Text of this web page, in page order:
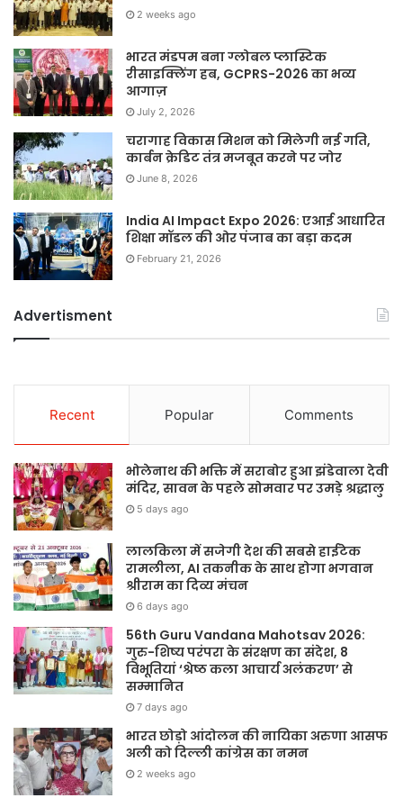
2 weeks ago
भारत मंडपम बना ग्लोबल प्लास्टिक
रीसाइक्लिंग हब, GCPRS-2026 का भव्य
आगाज़
July 2, 2026
चरागाह विकास मिशन को मिलेगी नई गति,
कार्बन क्रेडिट तंत्र मजबूत करने पर जोर
June 8, 2026
India AI Impact Expo 2026: एआई आधारित
शिक्षा मॉडल की ओर पंजाब का बड़ा कदम
February 21, 2026
Advertisment
Recent Popular Comments
भोलेनाथ की भक्ति में सराबोर हुआ झंडेवाला देवी
मंदिर, सावन के पहले सोमवार पर उमड़े श्रद्धालु
5 days ago
लालकिला में सजेगी देश की सबसे हाईटेक
रामलीला, AI तकनीक के साथ होगा भगवान
श्रीराम का दिव्य मंचन
6 days ago
56th Guru Vandana Mahotsav 2026:
गुरु-शिष्य परंपरा के संरक्षण का संदेश, 8
विभूतियां ‘श्रेष्ठ कला आचार्य अलंकरण’ से
सम्मानित
7 days ago
भारत छोड़ो आंदोलन की नायिका अरुणा आसफ
अली को दिल्ली कांग्रेस का नमन
2 weeks ago